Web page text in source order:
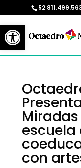
Abrir barra de
52
escuela
con